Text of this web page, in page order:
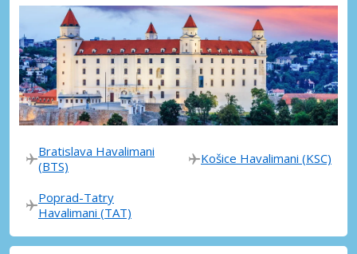
Bratislava Havalimani
(BTS)
Košice Havalimani (KSC)
Poprad-Tatry
Havalimani (TAT)